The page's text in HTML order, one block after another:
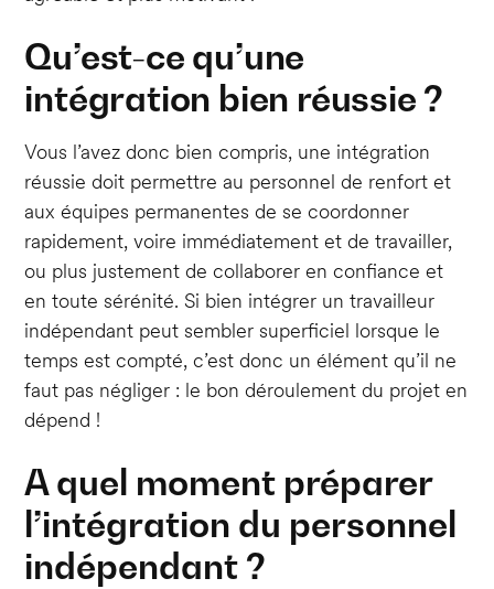
Qu’est-ce qu’une
intégration bien réussie ?
Vous l’avez donc bien compris, une intégration
réussie doit permettre au personnel de renfort et
aux équipes permanentes de se coordonner
rapidement, voire immédiatement et de travailler,
ou plus justement de collaborer en confiance et
en toute sérénité. Si bien intégrer un travailleur
indépendant peut sembler superficiel lorsque le
temps est compté, c’est donc un élément qu’il ne
faut pas négliger : le bon déroulement du projet en
dépend !
A quel moment préparer
l’intégration du personnel
indépendant ?